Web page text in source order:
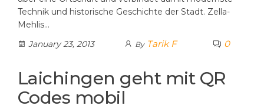
Technik und historische Geschichte der Stadt. Zella-
Mehlis…
January 23, 2013
By Tarik F 0
Laichingen geht mit QR
Codes mobil